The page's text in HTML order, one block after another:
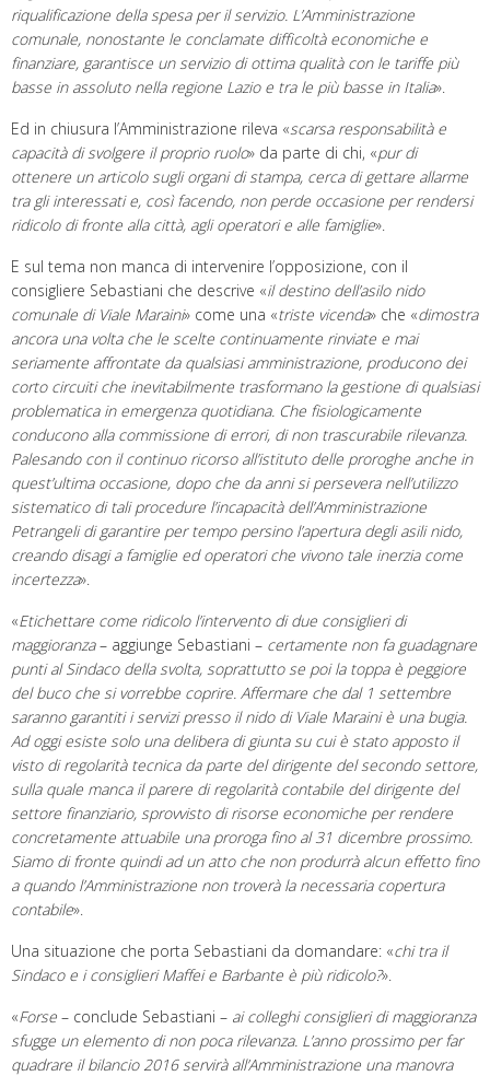
riqualificazione della spesa per il servizio. L’Amministrazione
comunale, nonostante le conclamate difficoltà economiche e
finanziare, garantisce un servizio di ottima qualità con le tariffe più
basse in assoluto nella regione Lazio e tra le più basse in Italia».
Ed in chiusura l’Amministrazione rileva «scarsa responsabilità e
capacità di svolgere il proprio ruolo» da parte di chi, «pur di
ottenere un articolo sugli organi di stampa, cerca di gettare allarme
tra gli interessati e, così facendo, non perde occasione per rendersi
ridicolo di fronte alla città, agli operatori e alle famiglie».
E sul tema non manca di intervenire l’opposizione, con il
consigliere Sebastiani che descrive «il destino dell’asilo nido
comunale di Viale Maraini» come una «triste vicenda» che «dimostra
ancora una volta che le scelte continuamente rinviate e mai
seriamente affrontate da qualsiasi amministrazione, producono dei
corto circuiti che inevitabilmente trasformano la gestione di qualsiasi
problematica in emergenza quotidiana. Che fisiologicamente
conducono alla commissione di errori, di non trascurabile rilevanza.
Palesando con il continuo ricorso all’istituto delle proroghe anche in
quest’ultima occasione, dopo che da anni si persevera nell’utilizzo
sistematico di tali procedure l’incapacità dell’Amministrazione
Petrangeli di garantire per tempo persino l’apertura degli asili nido,
creando disagi a famiglie ed operatori che vivono tale inerzia come
incertezza».
«Etichettare come ridicolo l’intervento di due consiglieri di
maggioranza– aggiunge Sebastiani – certamente non fa guadagnare
punti al Sindaco della svolta, soprattutto se poi la toppa è peggiore
del buco che si vorrebbe coprire. Affermare che dal 1 settembre
saranno garantiti i servizi presso il nido di Viale Maraini è una bugia.
Ad oggi esiste solo una delibera di giunta su cui è stato apposto il
visto di regolarità tecnica da parte del dirigente del secondo settore,
sulla quale manca il parere di regolarità contabile del dirigente del
settore finanziario, sprovvisto di risorse economiche per rendere
concretamente attuabile una proroga fino al 31 dicembre prossimo.
Siamo di fronte quindi ad un atto che non produrrà alcun effetto fino
a quando l’Amministrazione non troverà la necessaria copertura
contabile».
Una situazione che porta Sebastiani da domandare: «chi tra il
Sindaco e i consiglieri Maffei e Barbante è più ridicolo?».
«Forse – conclude Sebastiani – ai colleghi consiglieri di maggioranza
sfugge un elemento di non poca rilevanza. L’anno prossimo per far
quadrare il bilancio 2016 servirà all’Amministrazione una manovra